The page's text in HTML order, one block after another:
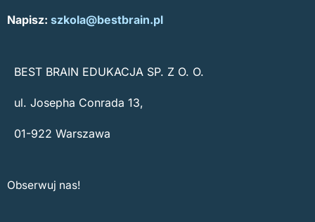
Napisz: szkola@bestbrain.pl
BEST BRAIN EDUKACJA SP. Z O. O.
ul. Josepha Conrada 13,
01-922 Warszawa
Obserwuj nas!